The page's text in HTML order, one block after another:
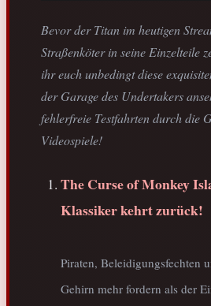
Bevor der Titan im heutigen
Straßenköter in seine Einzelteile
ihr euch unbedingt diese
der Garage des Undertakers
fehlerfreie Testfahrten durch die
Videospiele!
The Curse of Monkey
Klassiker kehrt zurück!
Piraten, Beleidigungsfechten
Gehirn mehr fordern als der